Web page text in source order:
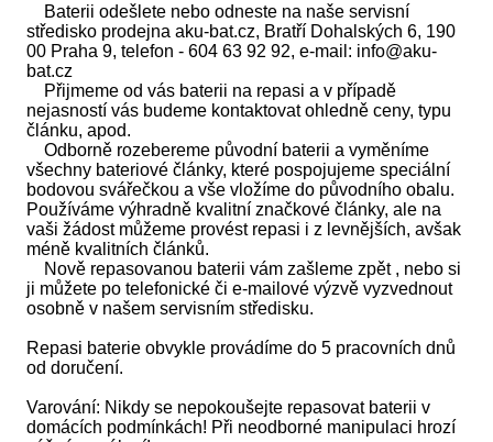
Baterii odešlete nebo odneste na naše servisní
středisko prodejna aku-bat.cz, Bratří Dohalských 6, 190
00 Praha 9, telefon - 604 63 92 92, e-mail: info@aku-
bat.cz
Přijmeme od vás baterii na repasi a v případě
nejasností vás budeme kontaktovat ohledně ceny, typu
článku, apod.
Odborně rozebereme původní baterii a vyměníme
všechny bateriové články, které pospojujeme speciální
bodovou svářečkou a vše vložíme do původního obalu.
Používáme výhradně kvalitní značkové články, ale na
vaši žádost můžeme provést repasi i z levnějších, avšak
méně kvalitních článků.
Nově repasovanou baterii vám zašleme zpět , nebo si
ji můžete po telefonické či e-mailové výzvě vyzvednout
osobně v našem servisním středisku.
Repasi baterie obvykle provádíme do 5 pracovních dnů
od doručení.
Varování: Nikdy se nepokoušejte repasovat baterii v
domácích podmínkách! Při neodborné manipulaci hrozí